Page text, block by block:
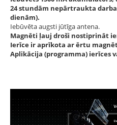
24 stundām nepārtraukta darba
dienām).
Iebūvēta augsti jūtīga antena.
Magnēti ļauj droši nostiprināt
Ierīce ir aprīkota ar ērtu
Aplikācija (programma) ierīces